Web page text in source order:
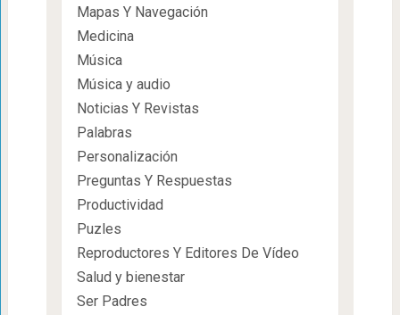
Mapas Y Navegación
Medicina
Música
Música y audio
Noticias Y Revistas
Palabras
Personalización
Preguntas Y Respuestas
Productividad
Puzles
Reproductores Y Editores De Vídeo
Salud y bienestar
Ser Padres